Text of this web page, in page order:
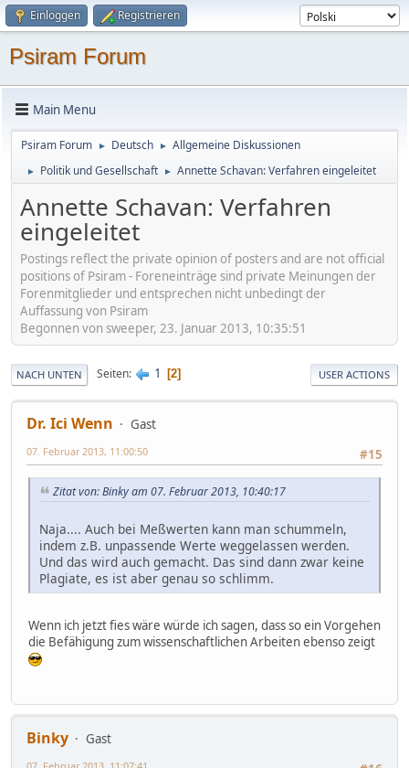
Einloggen Registrieren
Psiram Forum
Main Menu
Psiram Forum ► Deutsch ► Allgemeine Diskussionen
► Politik und Gesellschaft ► Annette Schavan: Verfahren eingeleitet
Annette Schavan: Verfahren
eingeleitet
Postings reflect the private opinion of posters and are not official
positions of Psiram - Foreneinträge sind private Meinungen der
Forenmitglieder und entsprechen nicht unbedingt der
Auffassung von Psiram
Begonnen von sweeper, 23. Januar 2013, 10:35:51
NACH UNTEN Seiten 1 2 USER ACTIONS
Dr. Ici Wenn
Gast
#15
07. Februar 2013, 11:00:50
Zitat von: Binky am 07. Februar 2013, 10:40:17
Naja.... Auch bei Meßwerten kann man schummeln,
indem z.B. unpassende Werte weggelassen werden.
Und das wird auch gemacht. Das sind dann zwar keine
Plagiate, es ist aber genau so schlimm.
Wenn ich jetzt fies wäre würde ich sagen, dass so ein Vorgehen
die Befähigung zum wissenschaftlichen Arbeiten ebenso zeigt
Binky
Gast